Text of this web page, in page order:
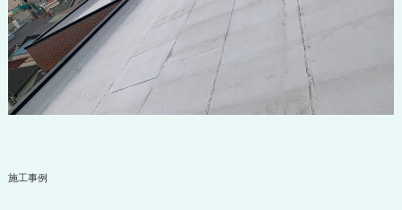
施工事例